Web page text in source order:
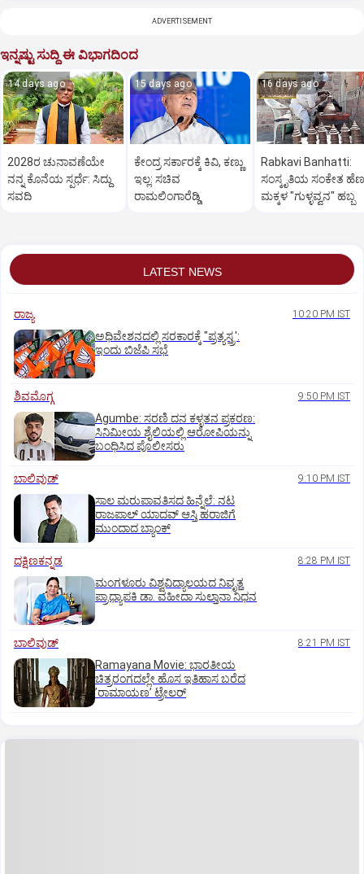
ADVERTISEMENT
ಇನ್ನಷ್ಟು ಸುದ್ದಿ ಈ ವಿಭಾಗದಿಂದ
14 days ago
2028ರ ಚುನಾವಣೆಯೇ
ನನ್ನ ಕೊನೆಯ ಸ್ಪರ್ಧೆ: ಸಿದ್ದು
ಸವದಿ
15 days ago
ಕೇಂದ್ರ ಸರ್ಕಾರಕ್ಕೆ ಕಿವಿ, ಕಣ್ಣು
ಇಲ್ಲ: ಸಚಿವ
ರಾಮಲಿಂಗಾರೆಡ್ಡಿ
16 days ago
Rabkavi Banhatti:
ಸಂಸ್ಕೃತಿಯ ಸಂಕೇತ
ಮಕ್ಕಳ "ಗುಳ್ಳವ್ವನ" ಹಬ್ಬ
LATEST NEWS
ರಾಜ್ಯ 10:20 PM IST
ಅಧಿವೇಶನದಲ್ಲಿ ಸರಕಾರಕ್ಕೆ "ಪ್ರತ್ಯಸ್ತ್ರ':
ಇಂದು ಬಿಜೆಪಿ ಸಭೆ
ಶಿವಮೊಗ್ಗ 9:50 PM IST
Agumbe: ಸರಣಿ ದನ ಕಳ್ಳತನ ಪ್ರಕರಣ:
ಸಿನಿಮೀಯ ಶೈಲಿಯಲ್ಲಿ ಆರೋಪಿಯನ್ನು
ಬಂಧಿಸಿದ ಪೊಲೀಸರು
ಬಾಲಿವುಡ್‌ 9:10 PM IST
ಸಾಲ ಮರುಪಾವತಿಸದ ಹಿನ್ನೆಲೆ: ನಟ
ರಾಜಪಾಲ್ ಯಾದವ್‌ ಆಸ್ತಿ ಹರಾಜಿಗೆ
ಮುಂದಾದ ಬ್ಯಾಂಕ್
ದಕ್ಷಿಣಕನ್ನಡ 8:28 PM IST
ಮಂಗಳೂರು ವಿಶ್ವವಿದ್ಯಾಲಯದ ನಿವೃತ್ತ
ಪ್ರಾಧ್ಯಾಪಕಿ ಡಾ. ವಹೀದಾ ಸುಲ್ತಾನಾ ನಿಧನ
ಬಾಲಿವುಡ್‌ 8:21 PM IST
Ramayana Movie: ಭಾರತೀಯ
ಚಿತ್ರರಂಗದಲ್ಲೇ ಹೊಸ ಇತಿಹಾಸ ಬರೆದ
ʼರಾಮಾಯಣʼ ಟ್ರೇಲರ್